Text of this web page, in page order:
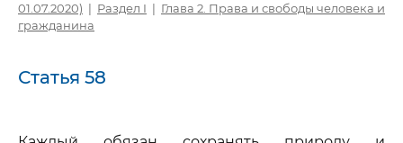
01.07.2020) | Раздел I | Глава 2. Права и свободы человека и
гражданина
Статья 58